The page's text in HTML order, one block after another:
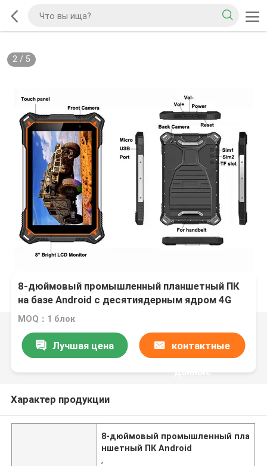
2/ 5
8-дюймовый промышленный планшетный ПК
на базе Android с десятиядерным ядром 4G
LTE, защищенный водонепроницаемым
MOQ：1 блок
Лучшая цена контактные
данные
Характер продукции
8-дюймовый промышленный пла
ншетный ПК Android
,